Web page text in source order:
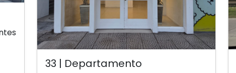
33 | Departamento